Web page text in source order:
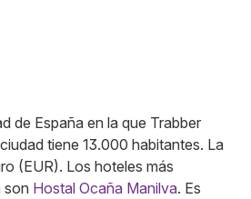
de España en la que Trabber
tiene 13.000 habitantes. La
(EUR). Los hoteles más
son Hostal Ocaña Manilva. Es